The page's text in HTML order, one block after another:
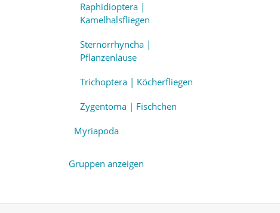
Raphidioptera |
Kamelhalsfliegen
Sternorrhyncha |
Pflanzenläuse
Trichoptera | Köcherfliegen
Zygentoma | Fischchen
Myriapoda
Gruppen anzeigen